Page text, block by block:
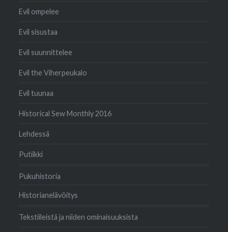
Evil ompelee
Evil sisustaa
Evil suunnittelee
Evil the Viherpeukalo
Evil tuunaa
Historical Sew Monthly 2016
Lehdessä
Putiikki
Pukuhistoria
Historianelävöitys
Tekstiileistä ja niiden ominaisuuksista